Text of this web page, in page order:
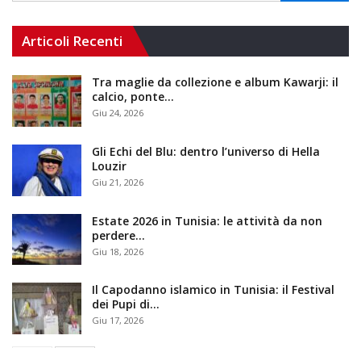
Articoli Recenti
Tra maglie da collezione e album Kawarji: il
calcio, ponte…
Giu 24, 2026
Gli Echi del Blu: dentro l’universo di Hella
Louzir
Giu 21, 2026
Estate 2026 in Tunisia: le attività da non
perdere…
Giu 18, 2026
Il Capodanno islamico in Tunisia: il Festival
dei Pupi di…
Giu 17, 2026